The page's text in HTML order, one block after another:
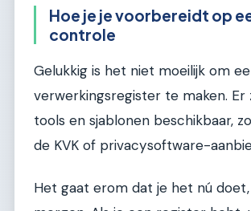
Hoe je je voorbereidt op
controle
Gelukkig is het niet moeilijk om
verwerkingsregister te maken. Er
tools en sjablonen beschikbaar,
de KVK of privacysoftware-
Het gaat erom dat je het nú